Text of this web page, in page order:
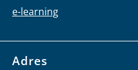
e-learning
Adres